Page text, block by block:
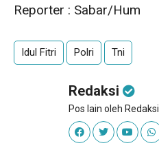
Reporter : Sabar/Hum
Idul Fitri Polri Tni
Redaksi
Pos lain oleh Redaksi